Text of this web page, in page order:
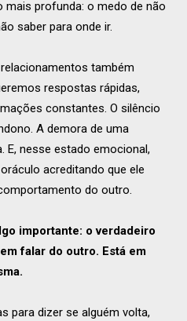
profunda: o medo de não
saber para onde ir.
também
respostas rápidas,
constantes. O silêncio
A demora de uma
E, nesse estado emocional,
acreditando que ele
do outro.
importante: o verdadeiro
falar do outro. Está em
para dizer se alguém volta,